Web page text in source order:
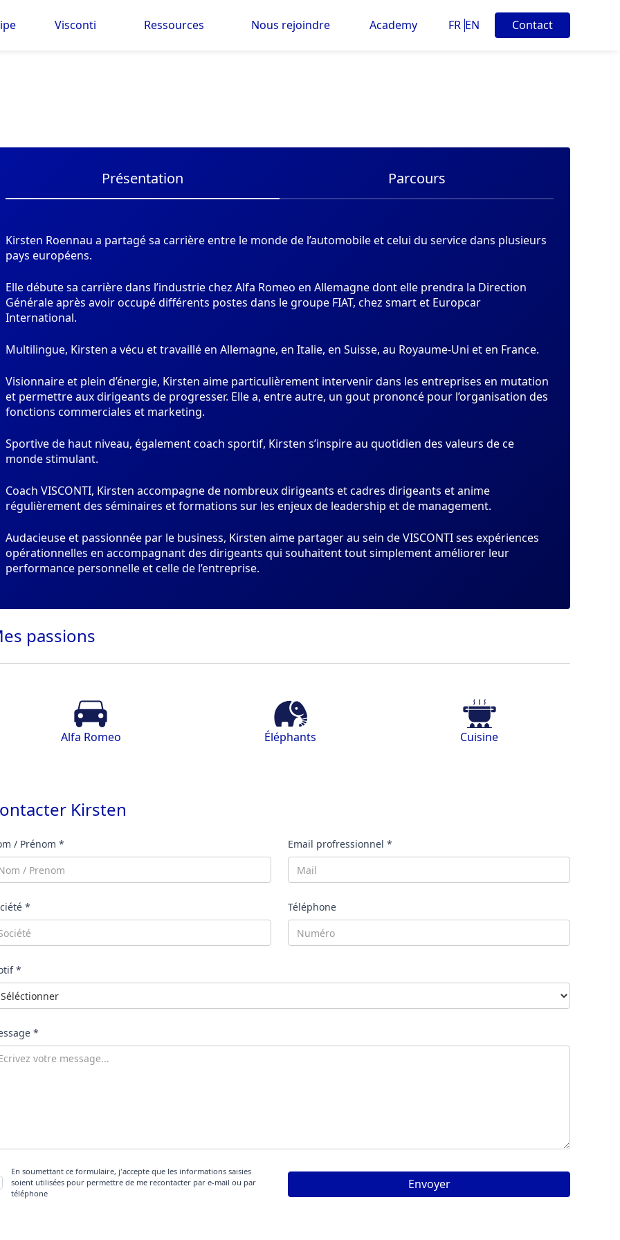
Visconti Ressources Nous rejoindre Academy FR EN Contact
Présentation Parcours
Kirsten Roennau a partagé sa carrière entre le monde de l’automobile et celui du service dans plusieurs
pays européens.
Elle débute sa carrière dans l’industrie chez Alfa Romeo en Allemagne dont elle prendra la Direction
Générale après avoir occupé différents postes dans le groupe FIAT, chez smart et Europcar
International.
Multilingue, Kirsten a vécu et travaillé en Allemagne, en Italie, en Suisse, au Royaume-Uni et en France.
Visionnaire et plein d’énergie, Kirsten aime particulièrement intervenir dans les entreprises en mutation
et permettre aux dirigeants de progresser. Elle a, entre autre, un gout prononcé pour l’organisation des
fonctions commerciales et marketing.
Sportive de haut niveau, également coach sportif, Kirsten s’inspire au quotidien des valeurs de ce
monde stimulant.
Coach VISCONTI, Kirsten accompagne de nombreux dirigeants et cadres dirigeants et anime
régulièrement des séminaires et formations sur les enjeux de leadership et de management.
Audacieuse et passionnée par le business, Kirsten aime partager au sein de VISCONTI ses expériences
opérationnelles en accompagnant des dirigeants qui souhaitent tout simplement améliorer leur
performance personnelle et celle de l’entreprise.
passions
Alfa Romeo Éléphants Cuisine
Kirsten
/ Prénom * Email profressionnel *
* Téléphone
*
*
En soumettant ce formulaire, j'accepte que les informations saisies
soient utilisées pour permettre de me recontacter par e-mail ou par
téléphone